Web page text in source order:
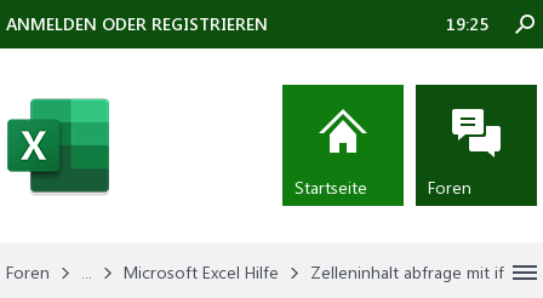
Foren ... Microsoft Excel Hilfe Zelleninhalt abfrage mit if
ANMELDEN ODER REGISTRIEREN 19:25
Startseite Foren